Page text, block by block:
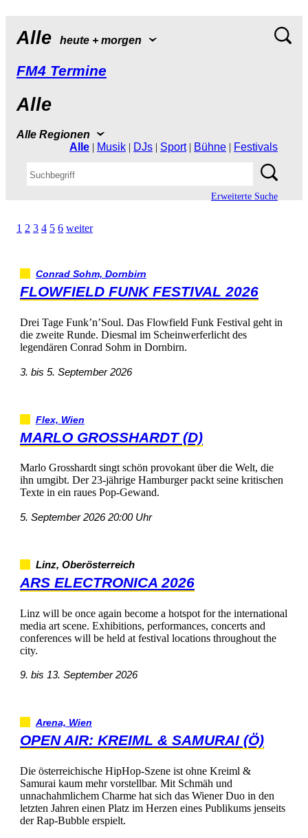
Alle heute+morgen
FM4Termine
Alle
AlleRegionen
Alle | Musik | DJs | Sport| Bühne | Festivals
ErweiterteSuche
1 2 3 4 5 6 weiter
ConradSohm,Dornbirn
FLOWFIELDFUNKFESTIVAL2026
DreiTageFunk’n’Soul.DasFlowfieldFunkFestivalgehtin
diezweiteRunde.DiesmalimScheinwerferlichtdes
legendärenConradSohminDornbirn.
3.bis5.September2026
Flex,Wien
MARLOGROSSHARDT(D)
MarloGrosshardtsingtschönprovokantüberdieWelt,die
ihnumgibt.Der23-jährigeHamburgerpacktseinekritischen
TexteineinrauesPop-Gewand.
5.September202620:00Uhr
Linz,Oberösterreich
ARSELECTRONICA2026
Linzwillbeonceagainbecomeahotspotfortheinternational
mediaartscene.Exhibitions,performances,concertsand
conferenceswillbeheldatfestivallocationsthroughoutthe
city.
9.bis13.September2026
Arena,Wien
OPENAIR:KREIML&SAMURAI(Ö)
DieösterreichischeHipHop-SzeneistohneKreiml&
Samuraikaummehrvorstellbar.MitSchmähund
unnachahmlichemCharmehatsichdasWienerDuoinden
letztenJahreneinenPlatzimHerzeneinesPublikumsjenseits
derRap-Bubbleerspielt.